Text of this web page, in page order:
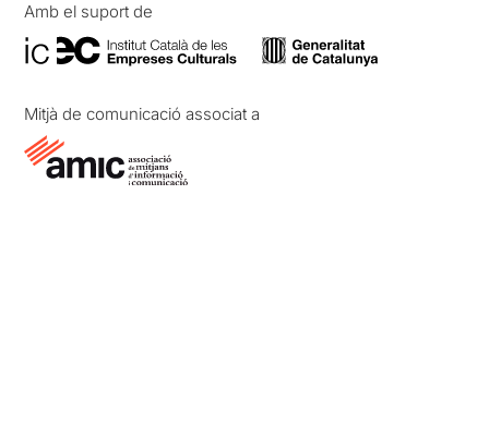
Amb el suport de
Mitjà de comunicació associat a